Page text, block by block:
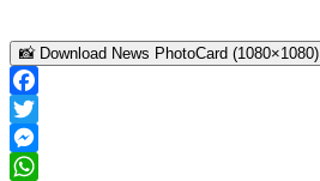
📸 Download News PhotoCard (1080×1080)
Facebook
Twitter
Messenger